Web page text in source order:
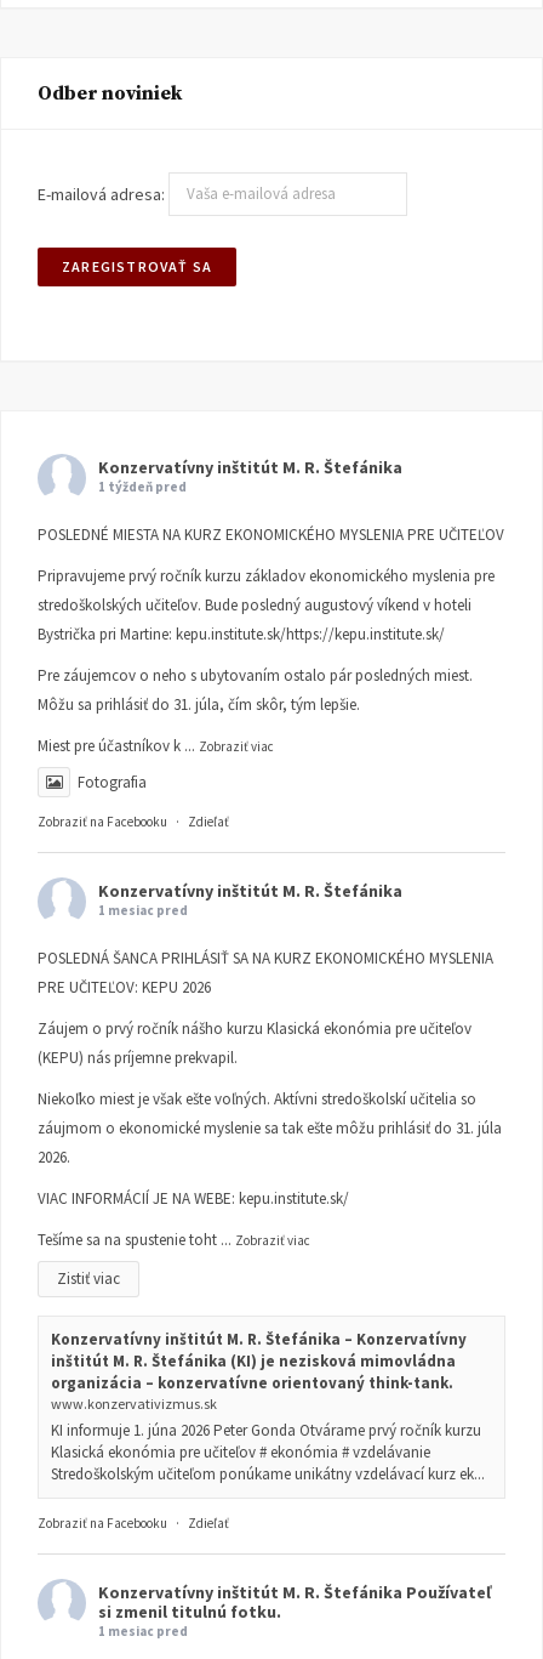
Odber noviniek
E-mailová adresa:
Konzervatívny inštitút M. R. Štefánika
1 týždeň pred
POSLEDNÉ MIESTA NA KURZ EKONOMICKÉHO MYSLENIA PRE UČITEĽOV
Pripravujeme prvý ročník kurzu základov ekonomického myslenia pre
stredoškolských učiteľov. Bude posledný augustový víkend v hoteli
Bystrička pri Martine: kepu.institute.sk/https://kepu.institute.sk/
Pre záujemcov o neho s ubytovaním ostalo pár posledných miest.
Môžu sa prihlásiť do 31. júla, čím skôr, tým lepšie.
Miest pre účastníkov k ... Zobraziť viac
Fotografia
Zobraziť na Facebooku · Zdieľať
Konzervatívny inštitút M. R. Štefánika
1 mesiac pred
POSLEDNÁ ŠANCA PRIHLÁSIŤ SA NA KURZ EKONOMICKÉHO MYSLENIA
PRE UČITEĽOV: KEPU 2026
Záujem o prvý ročník nášho kurzu Klasická ekonómia pre učiteľov
(KEPU) nás príjemne prekvapil.
Niekoľko miest je však ešte voľných. Aktívni stredoškolskí učitelia so
záujmom o ekonomické myslenie sa tak ešte môžu prihlásiť do 31. júla
2026.
VIAC INFORMÁCIÍ JE NA WEBE: kepu.institute.sk/
Tešíme sa na spustenie toht ... Zobraziť viac
Zistiť viac
Konzervatívny inštitút M. R. Štefánika – Konzervatívny
inštitút M. R. Štefánika (KI) je nezisková mimovládna
organizácia – konzervatívne orientovaný think-tank.
www.konzervativizmus.sk
KI informuje 1. júna 2026 Peter Gonda Otvárame prvý ročník kurzu
Klasická ekonómia pre učiteľov # ekonómia # vzdelávanie
Stredoškolským učiteľom ponúkame unikátny vzdelávací kurz ek...
Zobraziť na Facebooku · Zdieľať
Konzervatívny inštitút M. R. Štefánika Používateľ
si zmenil titulnú fotku.
1 mesiac pred